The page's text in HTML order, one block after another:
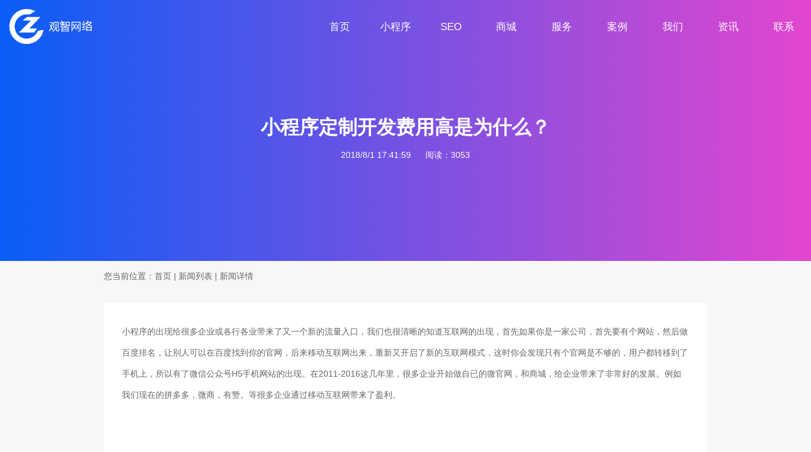
首页
小程序
SEO
商城
服务
案例
我们
资讯
联系
小程序定制开发费用高是为什么？
2018/8/1 17:41:59 阅读：3053
您当前位置： 首页 | 新闻列表 | 新闻详情
小程序的出现给很多企业或各行各业带来了又一个新的流量入口，我们也很清晰的知道互联网的出现，首先如果你是一家公司，首先要有个网站，然后做
百度排名，让别人可以在百度找到你的官网，后来移动互联网出来，重新又开启了新的互联网模式，这时你会发现只有个官网是不够的，用户都转移到了
手机上，所以有了微信公众号H5手机网站的出现。在2011-2016这几年里，很多企业开始做自已的微官网，和商城，给企业带来了非常好的发展。例如
我们现在的拼多多，微商，有赞。等很多企业通过移动互联网带来了盈利。